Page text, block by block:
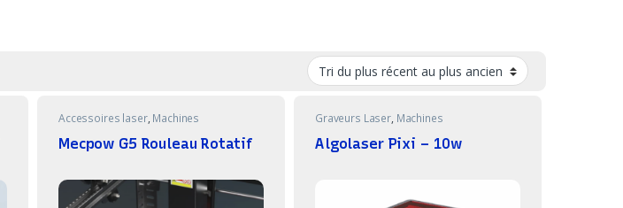
Accessoires laser, Machines
Mecpow G5 Rouleau Rotatif
Graveurs Laser, Machines
Algolaser Pixi – 10w